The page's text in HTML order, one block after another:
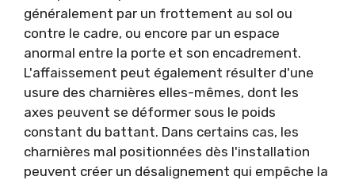
généralement par un frottement au sol ou
contre le cadre, ou encore par un espace
anormal entre la porte et son encadrement.
L'affaissement peut également résulter d'une
usure des charnières elles-mêmes, dont les
axes peuvent se déformer sous le poids
constant du battant. Dans certains cas, les
charnières mal positionnées dès l'installation
peuvent créer un désalignement qui empêche la